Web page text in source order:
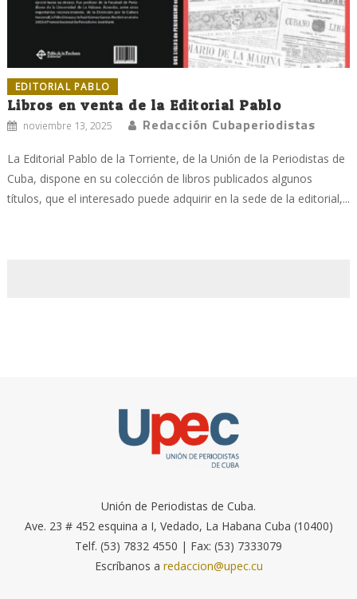
EDITORIAL PABLO
Libros en venta de la Editorial Pablo
noviembre 13, 2025 Redacción Cubaperiodistas
La Editorial Pablo de la Torriente, de la Unión de la Periodistas de
Cuba, dispone en su colección de libros publicados algunos
títulos, que el interesado puede adquirir en la sede de la editorial,...
Unión de Periodistas de Cuba.
Ave. 23 # 452 esquina a I, Vedado, La Habana Cuba (10400)
Telf. (53) 7832 4550 | Fax: (53) 7333079
Escríbanos a redaccion@upec.cu